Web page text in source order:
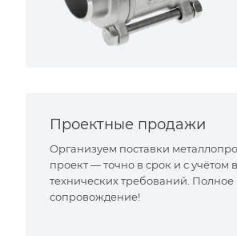
Проектные продажи
Организуем поставки
проект — точно в срок и с учётом
технических требований. Полное
сопровождение!